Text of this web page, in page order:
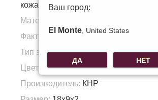
кожа
Материал подкладка:
Фактура материала:
Тип застежки:Молния/Магнит
Цвет фурнитуры:Серебро
Производитель: КНР
Ваш город:
El Monte, United States
ДА НЕТ